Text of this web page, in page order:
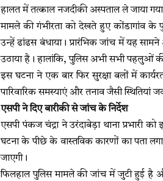
हालत में तत्काल नजदीकी अस्पताल ले जाया
मामले की गंभीरता को देखते हुए कोंडागांव के
उन्हें ढांढस बंधाया। प्रारंभिक जांच में यह
उठाया है। हालांकि, पुलिस अभी सभी पहलुओं
इस घटना ने एक बार फिर सुरक्षा बलों में
पारिवारिक समस्याएं और तनाव जैसी स्थितियां
एसपी ने दिए बारीकी से जांच के निर्देश
एसपी पंकज चंद्रा ने उरंदाबेड़ा थाना प्रभारी
घटना के पीछे के वास्तविक कारणों का पता
जाएगी।
फिलहाल पुलिस मामले की जांच में जुटी हुई है